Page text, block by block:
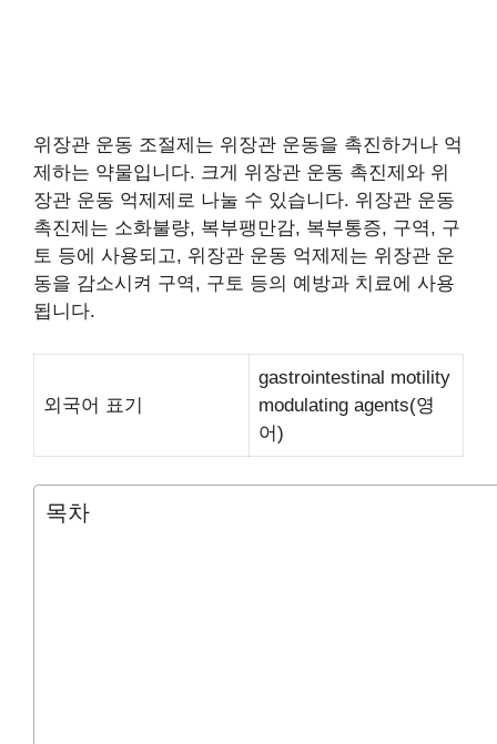
위장관 운동 조절제는 위장관 운동을 촉진하거나 억
제하는 약물입니다. 크게 위장관 운동 촉진제와 위
장관 운동 억제제로 나눌 수 있습니다. 위장관 운동
촉진제는 소화불량, 복부팽만감, 복부통증, 구역, 구
토 등에 사용되고, 위장관 운동 억제제는 위장관 운
동을 감소시켜 구역, 구토 등의 예방과 치료에 사용
됩니다.
외국어 표기
gastrointestinal motility
modulating agents(영
어)
목차